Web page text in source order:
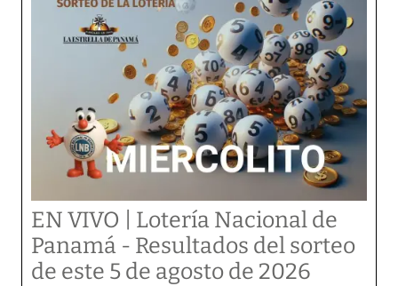
EN VIVO | Lotería Nacional de
Panamá - Resultados del sorteo
de este 5 de agosto de 2026